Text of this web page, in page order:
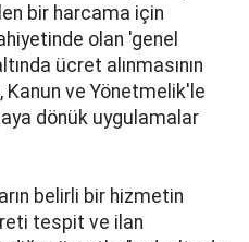
bir harcama için
olan 'genel
ücret alınmasının
Kanun ve Yönetmelik'le
dönük uygulamalar
belirli bir hizmetin
tespit ve ilan